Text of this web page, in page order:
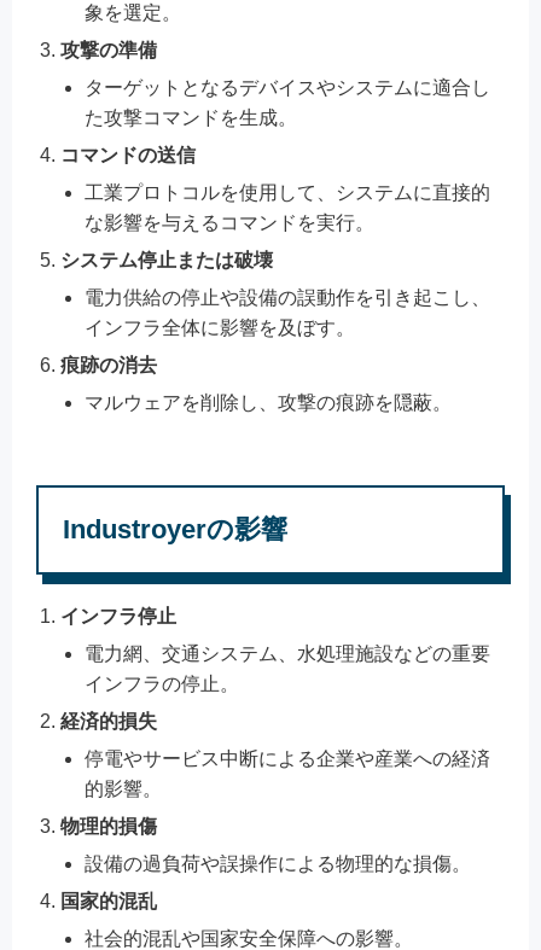
象を選定。
攻撃の準備
ターゲットとなるデバイスやシステムに適合し
た攻撃コマンドを生成。
コマンドの送信
工業プロトコルを使用して、システムに直接的
な影響を与えるコマンドを実行。
システム停止または破壊
電力供給の停止や設備の誤動作を引き起こし、
インフラ全体に影響を及ぼす。
痕跡の消去
マルウェアを削除し、攻撃の痕跡を隠蔽。
Industroyerの影響
インフラ停止
電力網、交通システム、水処理施設などの重要
インフラの停止。
経済的損失
停電やサービス中断による企業や産業への経済
的影響。
物理的損傷
設備の過負荷や誤操作による物理的な損傷。
国家的混乱
社会的混乱や国家安全保障への影響。